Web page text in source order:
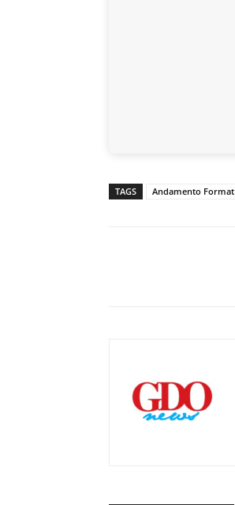
TAGS Andamento Format